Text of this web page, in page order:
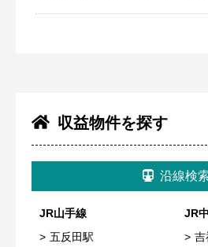
収益物件を探す
沿線検
JR山手線
五反田駅
JR
吉